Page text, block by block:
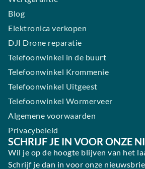
Blog
Elektronica verkopen
DJI Drone reparatie
Telefoonwinkel in de buurt
Telefoonwinkel Krommenie
Telefoonwinkel Uitgeest
Telefoonwinkel Wormerveer
Algemene voorwaarden
Privacybeleid
SCHRIJF JE IN VOOR ONZE
Wil je op de hoogte blijven van het
Schrijf je dan in voor onze